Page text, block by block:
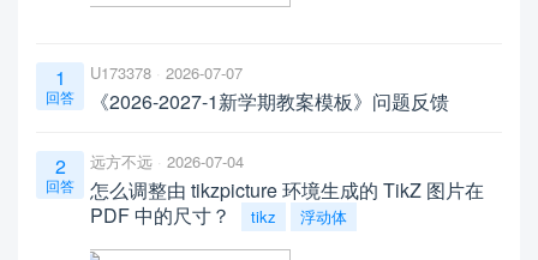
1
回答
U173378 2026-07-07
《2026-2027-1新学期教案模板》问题反馈
2
回答
远方不远 2026-07-04
怎么调整由 tikzpicture 环境生成的 TikZ 图片在
PDF 中的尺寸？
tikz 浮动体